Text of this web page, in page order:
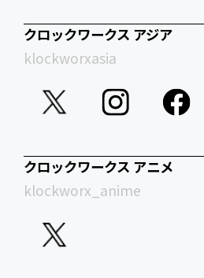
クロックワークス アジア
klockworxasia
クロックワークス アニメ
klockworx_anime